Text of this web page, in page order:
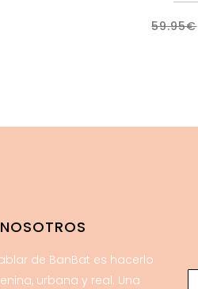
59.95€
de BanBat es hacerlo
urbana y real. Una